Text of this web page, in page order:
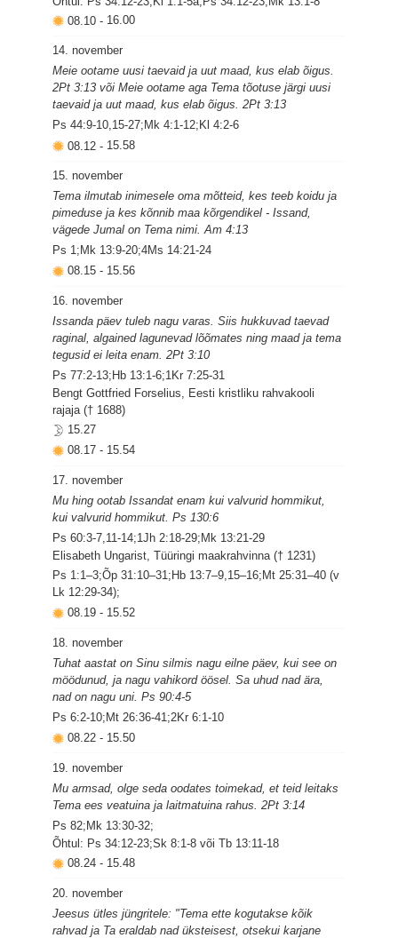
08.10- 16.00
14. november
Meie ootame uusi taevaid ja uut maad, kus elab õigus.
2Pt 3:13 või Meie ootame aga Tema tõotuse järgi uusi
taevaid ja uut maad, kus elab õigus. 2Pt 3:13
Ps 44:9-10,15-27;Mk 4:1-12;Kl 4:2-6
08.12- 15.58
15. november
Tema ilmutab inimesele oma mõtteid, kes teeb koidu ja
pimeduse ja kes kõnnib maa kõrgendikel - Issand,
vägede Jumal on Tema nimi. Am 4:13
Ps 1;Mk 13:9-20;4Ms 14:21-24
08.15- 15.56
16. november
Issanda päev tuleb nagu varas. Siis hukkuvad taevad
raginal, algained lagunevad lõõmates ning maad ja tema
tegusid ei leita enam. 2Pt 3:10
Ps 77:2-13;Hb 13:1-6;1Kr 7:25-31
Bengt Gottfried Forselius, Eesti kristliku rahvakooli
rajaja († 1688)
15.27
08.17- 15.54
17. november
Mu hing ootab Issandat enam kui valvurid hommikut,
kui valvurid hommikut. Ps 130:6
Ps 60:3-7,11-14;1Jh 2:18-29;Mk 13:21-29
Elisabeth Ungarist, Tüüringi maakrahvinna († 1231)
Ps 1:1–3;Õp 31:10–31;Hb 13:7–9,15–16;Mt 25:31–40 (v
Lk 12:29-34);
08.19- 15.52
18. november
Tuhat aastat on Sinu silmis nagu eilne päev, kui see on
möödunud, ja nagu vahikord öösel. Sa uhud nad ära,
nad on nagu uni. Ps 90:4-5
Ps 6:2-10;Mt 26:36-41;2Kr 6:1-10
08.22- 15.50
19. november
Mu armsad, olge seda oodates toimekad, et teid leitaks
Tema ees veatuina ja laitmatuina rahus. 2Pt 3:14
Ps 82;Mk 13:30-32;
Õhtul: Ps 34:12-23;Sk 8:1-8 või Tb 13:11-18
08.24- 15.48
20. november
Jeesus ütles jüngritele: "Tema ette kogutakse kõik
rahvad ja Ta eraldab nad üksteisest, otsekui karjane